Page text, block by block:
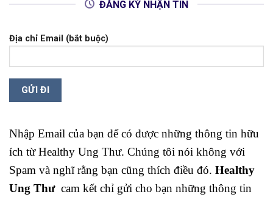
ĐĂNG KÝ NHẬN TIN
Địa chỉ Email (bắt buộc)
Nhập Email của bạn để có được những thông tin hữu
ích từ Healthy Ung Thư. Chúng tôi nói không với
Spam và nghĩ rằng bạn cũng thích điều đó. Healthy
Ung Thư cam kết chỉ gửi cho bạn những thông tin